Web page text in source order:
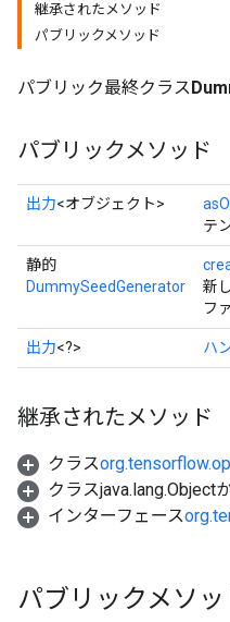
継承されたメソッド
パブリックメソッド
パブリック最終クラス
パブリックメソッド
出力<オブジェクト>
テ
静的
DummySeedGenerator
新
フ
出力<?> ハ
継承されたメソッド
クラス
クラスjava.lang.Object
インターフェース
パブリックメソッ